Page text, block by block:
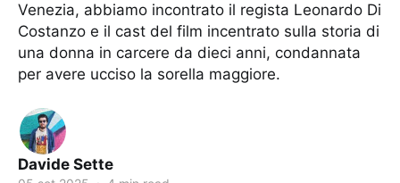
Venezia, abbiamo incontrato il regista Leonardo Di
Costanzo e il cast del film incentrato sulla storia di
una donna in carcere da dieci anni, condannata
per avere ucciso la sorella maggiore.
Davide Sette